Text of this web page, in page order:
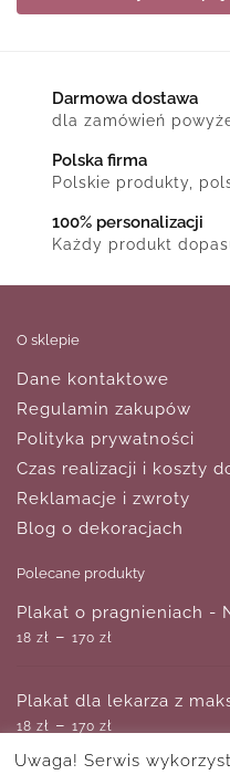
Darmowa dostawa
dla zamówień
Polska firma
Polskie produkty,
100% personalizacji
Każdy produkt
O sklepie
Dane kontaktowe
Regulamin zakupów
Polityka prywatności
Czas realizacji i koszty
Reklamacje i zwroty
Blog o dekoracjach
Polecane produkty
Plakat o pragnieniach -
18 zł – 170 zł
Plakat dla lekarza z
18 zł – 170 zł
Uwaga! Serwis